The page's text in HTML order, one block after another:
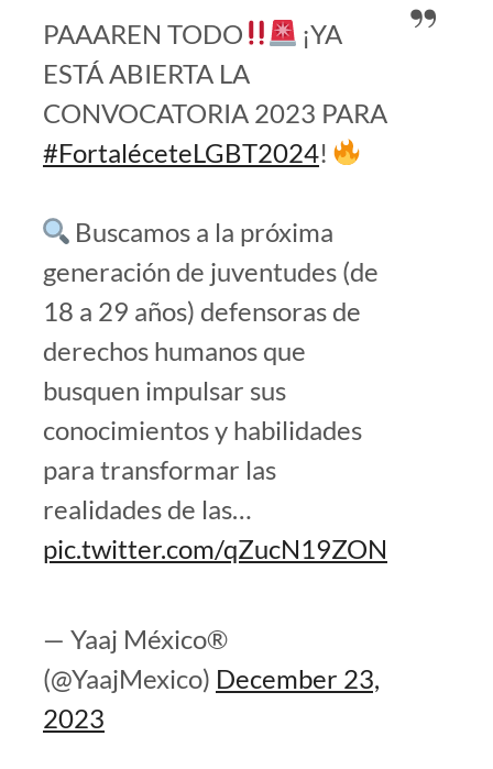
PAAAREN TODO
¡YA
ESTÁ ABIERTA LA
CONVOCATORIA 2023 PARA
#FortaléceteLGBT2024!
Buscamos a la próxima
generación de juventudes (de
18 a 29 años) defensoras de
derechos humanos que
busquen impulsar sus
conocimientos y habilidades
para transformar las
realidades de las…
pic.twitter.com/qZucN19ZON
— Yaaj México®
(@YaajMexico) December 23,
2023